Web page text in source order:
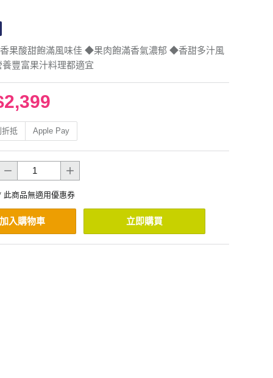
果酸甜飽滿風味佳 ◆果肉飽滿香氣濃郁 ◆香甜多汁風
豐富果汁料理都適宜
抵 Apple Pay
此商品無適用優惠券
加入購物車 立即購買